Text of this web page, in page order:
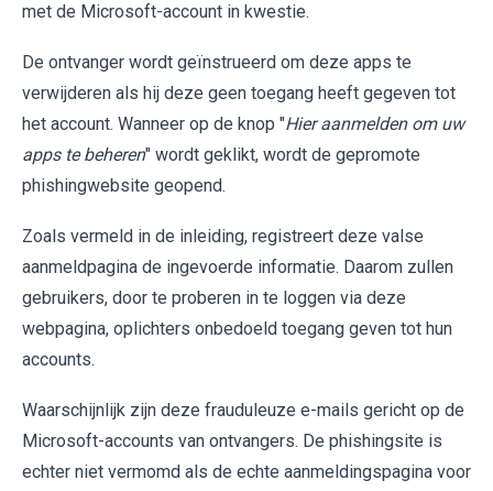
met de Microsoft-account in kwestie.
De ontvanger wordt geïnstrueerd om deze apps te
verwijderen als hij deze geen toegang heeft gegeven tot
het account. Wanneer op de knop "Hier aanmelden om uw
apps te beheren" wordt geklikt, wordt de gepromote
phishingwebsite geopend.
Zoals vermeld in de inleiding, registreert deze valse
aanmeldpagina de ingevoerde informatie. Daarom zullen
gebruikers, door te proberen in te loggen via deze
webpagina, oplichters onbedoeld toegang geven tot hun
accounts.
Waarschijnlijk zijn deze frauduleuze e-mails gericht op de
Microsoft-accounts van ontvangers. De phishingsite is
echter niet vermomd als de echte aanmeldingspagina voor